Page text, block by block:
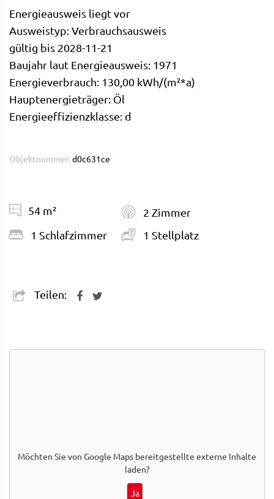
Energieausweis liegt vor
Ausweistyp: Verbrauchsausweis
gültig bis 2028-11-21
Baujahr laut Energieausweis: 1971
Energieverbrauch: 130,00 kWh/(m²*a)
Hauptenergieträger: Öl
Energieeffizienzklasse: d
Objektnummer:d0c631ce
54 m²
1 Schlafzimmer
2 Zimmer
1 Stellplatz
Teilen:
Möchten Sie von Google Maps bereitgestellte externe Inhalte
laden?
Ja